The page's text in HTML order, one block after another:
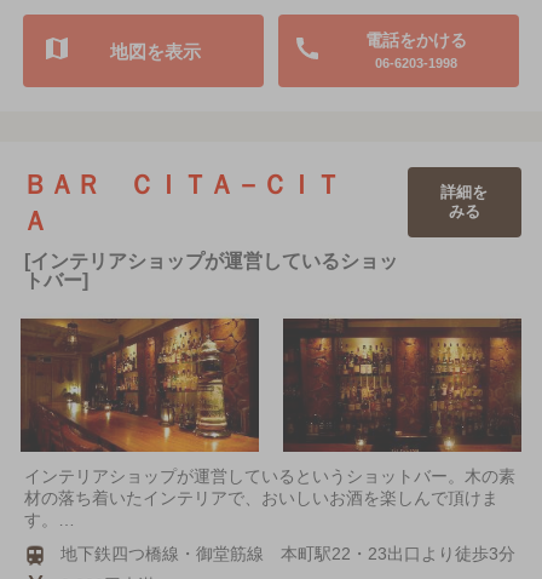
電話をかける
06-6203-1998
地図を表示
ＢＡＲ ＣＩＴＡ－ＣＩＴ
Ａ
[インテリアショップが運営しているショッ
トバー]
詳細を
みる
インテリアショップが運営しているというショットバー。木の素
材の落ち着いたインテリアで、おいしいお酒を楽しんで頂けま
す。…
地下鉄四つ橋線・御堂筋線 本町駅22・23出口より徒歩3分